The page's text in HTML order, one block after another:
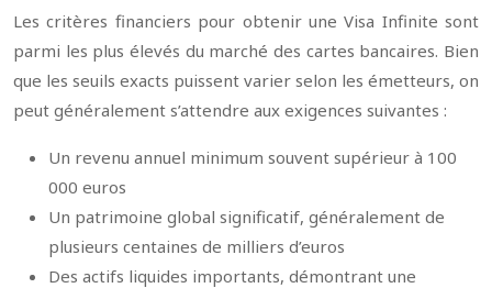
Les critères financiers pour obtenir une Visa Infinite sont
parmi les plus élevés du marché des cartes bancaires. Bien
que les seuils exacts puissent varier selon les émetteurs, on
peut généralement s’attendre aux exigences suivantes :
Un revenu annuel minimum souvent supérieur à 100
000 euros
Un patrimoine global significatif, généralement de
plusieurs centaines de milliers d’euros
Des actifs liquides importants, démontrant une